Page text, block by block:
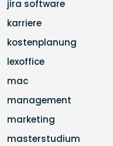
jira software
karriere
kostenplanung
lexoffice
mac
management
marketing
masterstudium